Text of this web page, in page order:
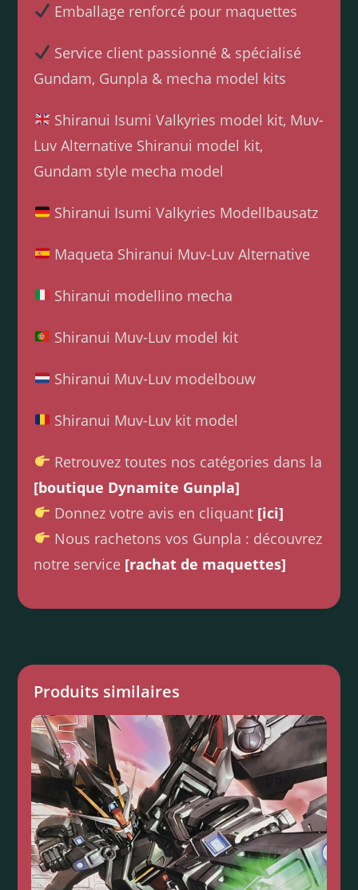
Emballage renforcé pour maquettes
Service client passionné & spécialisé
Gundam, Gunpla & mecha model kits
Shiranui Isumi Valkyries model kit, Muv-
Luv Alternative Shiranui model kit,
Gundam style mecha model
Shiranui Isumi Valkyries Modellbausatz
Maqueta Shiranui Muv-Luv Alternative
Shiranui modellino mecha
Shiranui Muv-Luv model kit
Shiranui Muv-Luv modelbouw
Shiranui Muv-Luv kit model
Retrouvez toutes nos catégories dans la
[boutique Dynamite Gunpla]
Donnez votre avis en cliquant [ici]
Nous rachetons vos Gunpla : découvrez
notre service [rachat de maquettes]
Produits similaires